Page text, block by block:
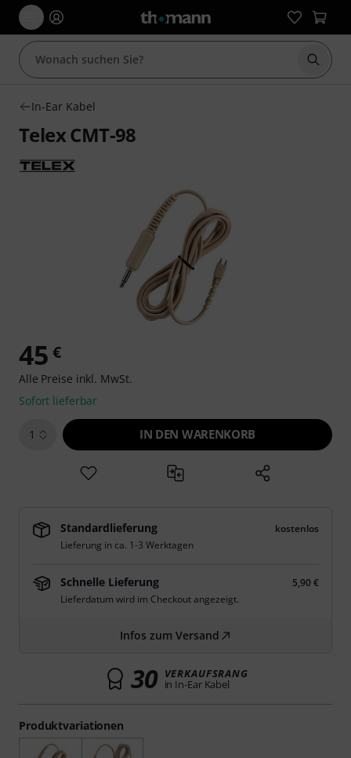
Suche
In-Ear Kabel
Telex CMT-98
Produktvariationen
45 €
Alle Preise inkl. MwSt.
Sofort lieferbar
1 IN DEN WARENKORB
Standardlieferung
kostenlos
Lieferung in ca. 1-3 Werktagen
Schnelle Lieferung
5,90 €
Lieferdatum wird im Checkout angezeigt.
Infos zum Versand
30 VERKAUFSRANG
in In-Ear Kabel